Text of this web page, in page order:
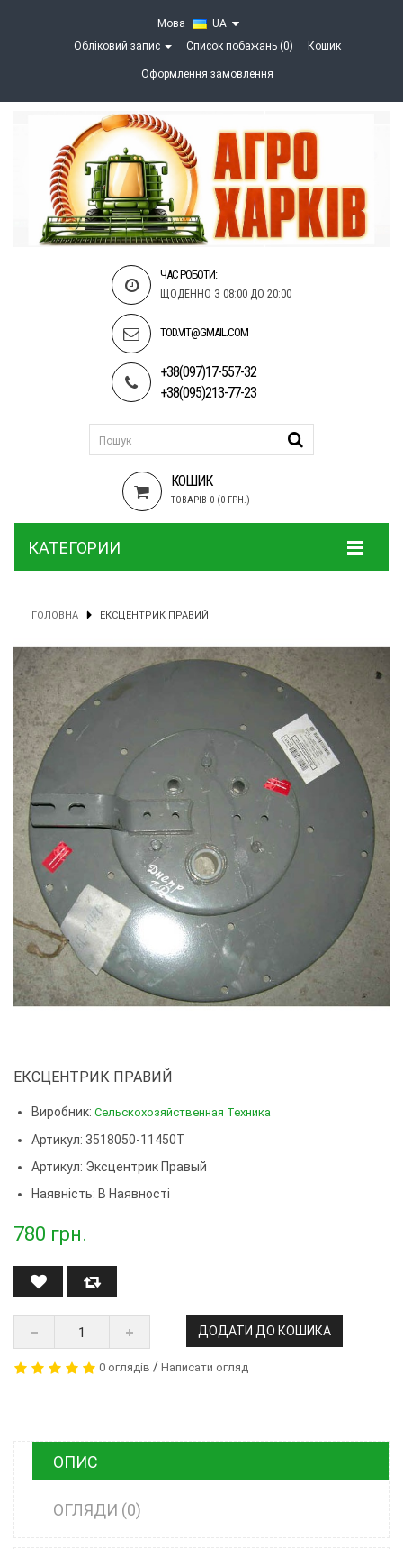
Мова
UA
Обліковий запис
Список побажань (0) Кошик
Оформлення замовлення
ЧАС РОБОТИ:
ЩОДЕННО З 08:00 ДО 20:00
TOD.VIT@GMAIL.COM
+38(097)17-557-32
+38(095)213-77-23
КОШИК
ТОВАРІВ 0 (0 ГРН.)
КАТЕГОРИИ
ГОЛОВНА ЕКСЦЕНТРИК ПРАВИЙ
ЕКСЦЕНТРИК ПРАВИЙ
Виробник: Сельскохозяйственная Техника
Артикул: 3518050-11450Т
Артикул: Эксцентрик Правый
Наявність: В Наявності
780 грн.
ДОДАТИ ДО КОШИКА
0 оглядів / Написати огляд
ОПИС
ОГЛЯДИ (0)